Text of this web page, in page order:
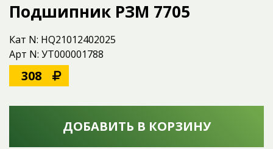
Подшипник РЗМ 7705
Кат N: HQ21012402025
Арт N: УТ000001788
308
ДОБАВИТЬ В КОРЗИНУ